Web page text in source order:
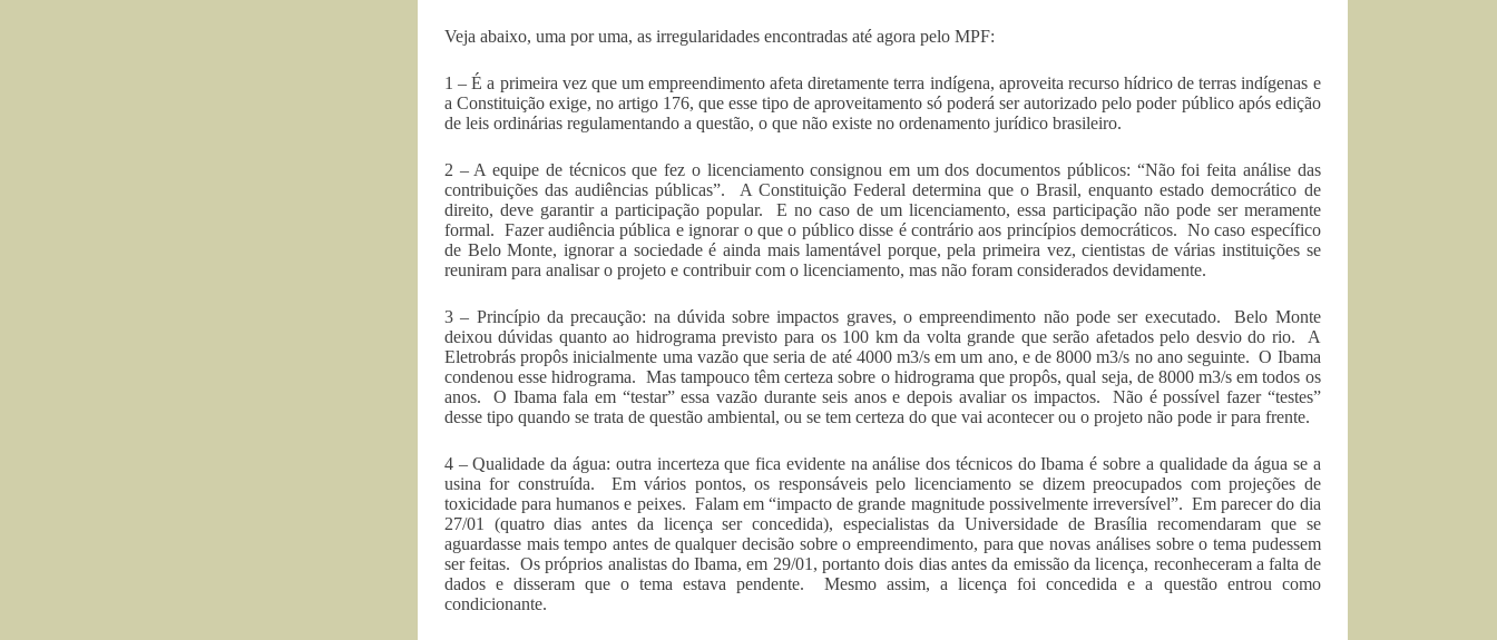
Veja abaixo, uma por uma, as irregularidades encontradas até agora pelo MPF:
1 – É a primeira vez que um empreendimento afeta diretamente terra indígena, aproveita recurso hídrico de terras indígenas e
a Constituição exige, no artigo 176, que esse tipo de aproveitamento só poderá ser autorizado pelo poder público após edição
de leis ordinárias regulamentando a questão, o que não existe no ordenamento jurídico brasileiro.
2 – A equipe de técnicos que fez o licenciamento consignou em um dos documentos públicos: “Não foi feita análise das
contribuições das audiências públicas”. A Constituição Federal determina que o Brasil, enquanto estado democrático de
direito, deve garantir a participação popular. E no caso de um licenciamento, essa participação não pode ser meramente
formal. Fazer audiência pública e ignorar o que o público disse é contrário aos princípios democráticos. No caso específico
de Belo Monte, ignorar a sociedade é ainda mais lamentável porque, pela primeira vez, cientistas de várias instituições se
reuniram para analisar o projeto e contribuir com o licenciamento, mas não foram considerados devidamente.
3 – Princípio da precaução: na dúvida sobre impactos graves, o empreendimento não pode ser executado. Belo Monte
deixou dúvidas quanto ao hidrograma previsto para os 100 km da volta grande que serão afetados pelo desvio do rio. A
Eletrobrás propôs inicialmente uma vazão que seria de até 4000 m3/s em um ano, e de 8000 m3/s no ano seguinte. O Ibama
condenou esse hidrograma. Mas tampouco têm certeza sobre o hidrograma que propôs, qual seja, de 8000 m3/s em todos os
anos. O Ibama fala em “testar” essa vazão durante seis anos e depois avaliar os impactos. Não é possível fazer “testes”
desse tipo quando se trata de questão ambiental, ou se tem certeza do que vai acontecer ou o projeto não pode ir para frente.
4 – Qualidade da água: outra incerteza que fica evidente na análise dos técnicos do Ibama é sobre a qualidade da água se a
usina for construída. Em vários pontos, os responsáveis pelo licenciamento se dizem preocupados com projeções de
toxicidade para humanos e peixes. Falam em “impacto de grande magnitude possivelmente irreversível”. Em parecer do dia
27/01 (quatro dias antes da licença ser concedida), especialistas da Universidade de Brasília recomendaram que se
aguardasse mais tempo antes de qualquer decisão sobre o empreendimento, para que novas análises sobre o tema pudessem
ser feitas. Os próprios analistas do Ibama, em 29/01, portanto dois dias antes da emissão da licença, reconheceram a falta de
dados e disseram que o tema estava pendente. Mesmo assim, a licença foi concedida e a questão entrou como
condicionante.